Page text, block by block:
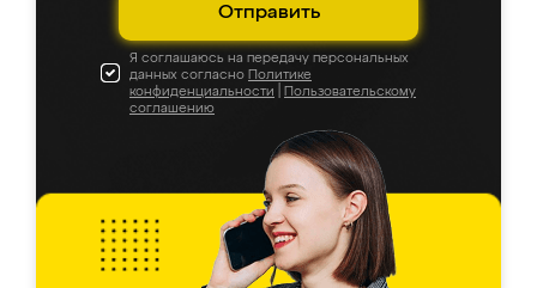
Отправить
Я соглашаюсь на передачу персональных
данных согласно Политике
конфиденциальности
Пользовательскому
соглашению